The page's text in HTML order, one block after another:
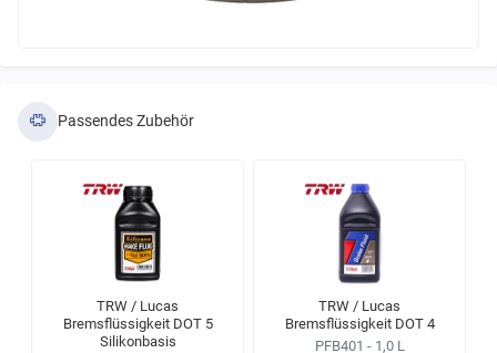
Passendes Zubehör
TRW / Lucas
Bremsflüssigkeit DOT 5
Silikonbasis
TRW / Lucas
Bremsflüssigkeit DOT 4
PFB401 - 1,0 L